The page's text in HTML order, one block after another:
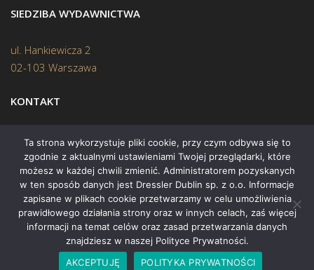
SIEDZIBA WYDAWNICTWA
ul. Hankiewicza 2
02-103 Warszawa
KONTAKT
Biuro:(22) 45 70 402
Mail:biuro@swiatksiazki.pl
Copyright © 2015 Świat Książki. Wszelkie prawa zastrzeżone
Ta strona wykorzystuje pliki cookie, przy czym odbywa się to
zgodnie z aktualnymi ustawieniami Twojej przeglądarki, które
możesz w każdej chwili zmienić. Administratorem pozyskanych
w ten sposób danych jest Dressler Dublin sp. z o.o. Informacje
zapisane w plikach cookie przetwarzamy w celu umożliwienia
prawidłowego działania strony oraz w innych celach, zaś więcej
informacji na temat celów oraz zasad przetwarzania danych
znajdziesz w naszej Polityce Prywatności.
AKCEPTUJĘ
POLITYKA PRYWATNOŚCI